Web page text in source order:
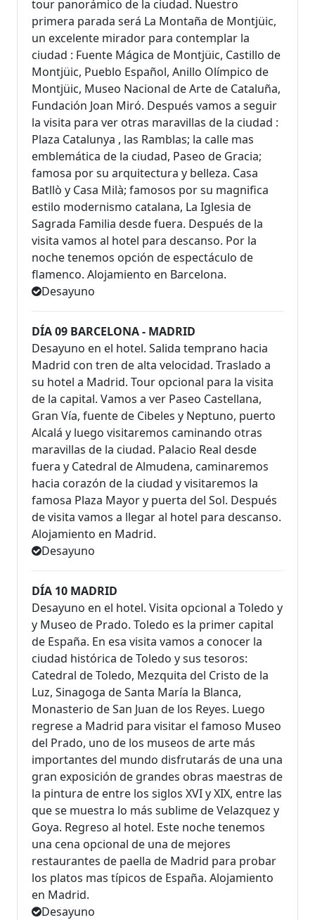
tour panorámico de la ciudad. Nuestro
primera parada será La Montaña de Montjüic,
un excelente mirador para contemplar la
ciudad : Fuente Mágica de Montjüic, Castillo de
Montjüic, Pueblo Español, Anillo Olímpico de
Montjüic, Museo Nacional de Arte de Cataluña,
Fundación Joan Miró. Después vamos a seguir
la visita para ver otras maravillas de la ciudad :
Plaza Catalunya , las Ramblas; la calle mas
emblemática de la ciudad, Paseo de Gracia;
famosa por su arquitectura y belleza. Casa
Batllò y Casa Milà; famosos por su magnifica
estilo modernismo catalana, La Iglesia de
Sagrada Familia desde fuera. Después de la
visita vamos al hotel para descanso. Por la
noche tenemos opción de espectáculo de
flamenco. Alojamiento en Barcelona.
Desayuno
DÍA 09 BARCELONA - MADRID
Desayuno en el hotel. Salida temprano hacia
Madrid con tren de alta velocidad. Traslado a
su hotel a Madrid. Tour opcional para la visita
de la capital. Vamos a ver Paseo Castellana,
Gran Vía, fuente de Cibeles y Neptuno, puerto
Alcalá y luego visitaremos caminando otras
maravillas de la ciudad. Palacio Real desde
fuera y Catedral de Almudena, caminaremos
hacia corazón de la ciudad y visitaremos la
famosa Plaza Mayor y puerta del Sol. Después
de visita vamos a llegar al hotel para descanso.
Alojamiento en Madrid.
Desayuno
DÍA 10 MADRID
Desayuno en el hotel. Visita opcional a Toledo y
y Museo de Prado. Toledo es la primer capital
de España. En esa visita vamos a conocer la
ciudad histórica de Toledo y sus tesoros:
Catedral de Toledo, Mezquita del Cristo de la
Luz, Sinagoga de Santa María la Blanca,
Monasterio de San Juan de los Reyes. Luego
regrese a Madrid para visitar el famoso Museo
del Prado, uno de los museos de arte más
importantes del mundo disfrutarás de una una
gran exposición de grandes obras maestras de
la pintura de entre los siglos XVI y XIX, entre las
que se muestra lo más sublime de Velazquez y
Goya. Regreso al hotel. Este noche tenemos
una cena opcional de una de mejores
restaurantes de paella de Madrid para probar
los platos mas típicos de España. Alojamiento
en Madrid.
Desayuno